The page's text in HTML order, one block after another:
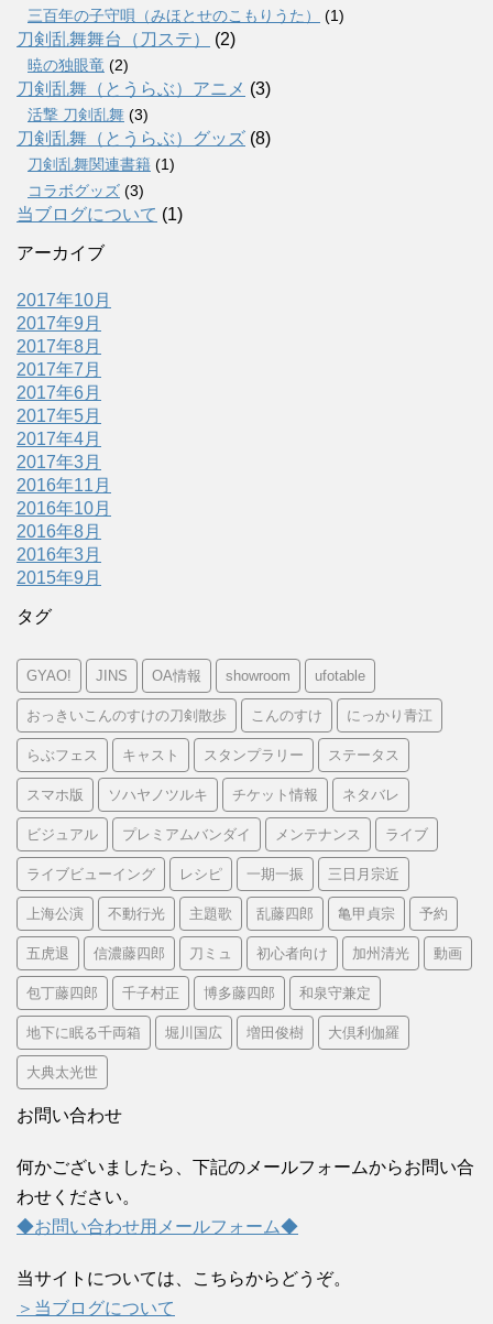
三百年の子守唄（みほとせのこもりうた）
(1)
刀剣乱舞舞台（刀ステ） (2)
暁の独眼竜 (2)
刀剣乱舞（とうらぶ）アニメ (3)
活撃 刀剣乱舞 (3)
刀剣乱舞（とうらぶ）グッズ (8)
刀剣乱舞関連書籍 (1)
コラボグッズ (3)
当ブログについて (1)
アーカイブ
2017年10月
2017年9月
2017年8月
2017年7月
2017年6月
2017年5月
2017年4月
2017年3月
2016年11月
2016年10月
2016年8月
2016年3月
2015年9月
タグ
GYAO! JINS OA情報 showroom ufotable
おっきいこんのすけの刀剣散歩 こんのすけ にっかり青江
らぶフェス キャスト スタンプラリー ステータス
スマホ版 ソハヤノツルキ チケット情報 ネタバレ
ビジュアル プレミアムバンダイ メンテナンス ライブ
ライブビューイング レシピ 一期一振 三日月宗近
上海公演 不動行光 主題歌 乱藤四郎 亀甲貞宗 予約
五虎退 信濃藤四郎 刀ミュ 初心者向け 加州清光 動画
包丁藤四郎 千子村正 博多藤四郎 和泉守兼定
地下に眠る千両箱 堀川国広 増田俊樹 大倶利伽羅
大典太光世
お問い合わせ
何かございましたら、下記のメールフォームからお問い合
わせください。
◆お問い合わせ用メールフォーム◆
当サイトについては、こちらからどうぞ。
＞当ブログについて